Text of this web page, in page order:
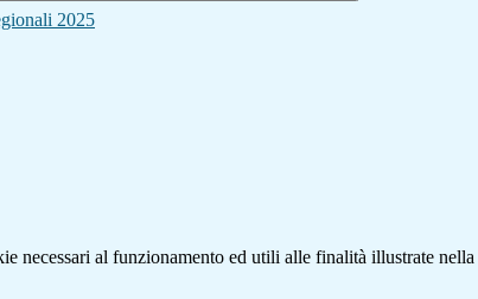
2025
necessari al funzionamento ed utili alle finalità illustrate nella